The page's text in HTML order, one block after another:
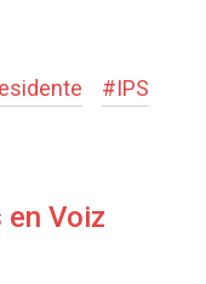
#IPS
Voiz